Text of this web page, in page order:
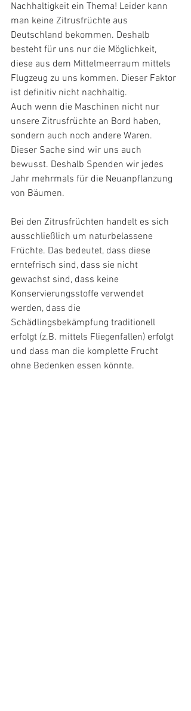
Nachhaltigkeit ein Thema! Leider kann
man keine Zitrusfrüchte aus
Deutschland bekommen. Deshalb
besteht für uns nur die Möglichkeit,
diese aus dem Mittelmeerraum mittels
Flugzeug zu uns kommen. Dieser Faktor
ist definitiv nicht nachhaltig.
Auch wenn die Maschinen nicht nur
unsere Zitrusfrüchte an Bord haben,
sondern auch noch andere Waren.
Dieser Sache sind wir uns auch
bewusst. Deshalb Spenden wir jedes
Jahr mehrmals für die Neuanpflanzung
von Bäumen.
Bei den Zitrusfrüchten handelt es sich
ausschließlich um naturbelassene
Früchte. Das bedeutet, dass diese
erntefrisch sind, dass sie nicht
gewachst sind, dass keine
Konservierungsstoffe verwendet
werden, dass die
Schädlingsbekämpfung traditionell
erfolgt (z.B. mittels Fliegenfallen) erfolgt
und dass man die komplette Frucht
ohne Bedenken essen könnte.